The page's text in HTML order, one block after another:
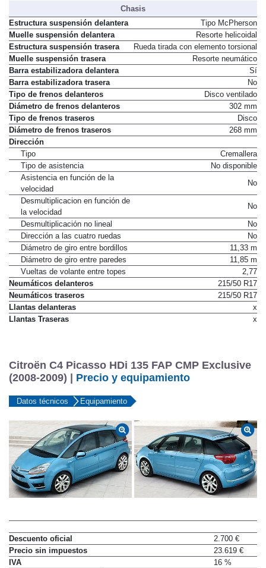
Chasis
Estructura suspensión delantera
Tipo McPherson
Muelle suspensión delantera
Resorte helicoidal
Estructura suspensión trasera
Rueda tirada con elemento torsional
Muelle suspensión trasera
Resorte neumático
Barra estabilizadora delantera
Sí
Barra estabilizadora trasera
No
Tipo de frenos delanteros
Disco ventilado
Diámetro de frenos delanteros
302 mm
Tipo de frenos traseros
Disco
Diámetro de frenos traseros
268 mm
Dirección
Tipo
Cremallera
Tipo de asistencia
No disponible
Asistencia en función de la
velocidad
No
Desmultiplicacion en función de
la velocidad
No
Desmultiplicación no lineal
No
Dirección a las cuatro ruedas
No
Diámetro de giro entre bordillos
11,33 m
Diámetro de giro entre paredes
11,85 m
Vueltas de volante entre topes
2,77
Neumáticos delanteros
215/50 R17
Neumáticos traseros
215/50 R17
Llantas delanteras
x
Llantas Traseras
x
Citroën C4 Picasso HDi 135 FAP CMP Exclusive
(2008-2009) | Precio y equipamiento
Datos técnicos Equipamiento
Descuento oficial
2.700 €
Precio sin impuestos
23.619 €
IVA
16 %